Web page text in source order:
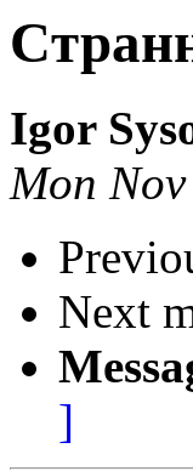
Igor
Mon
Next
]